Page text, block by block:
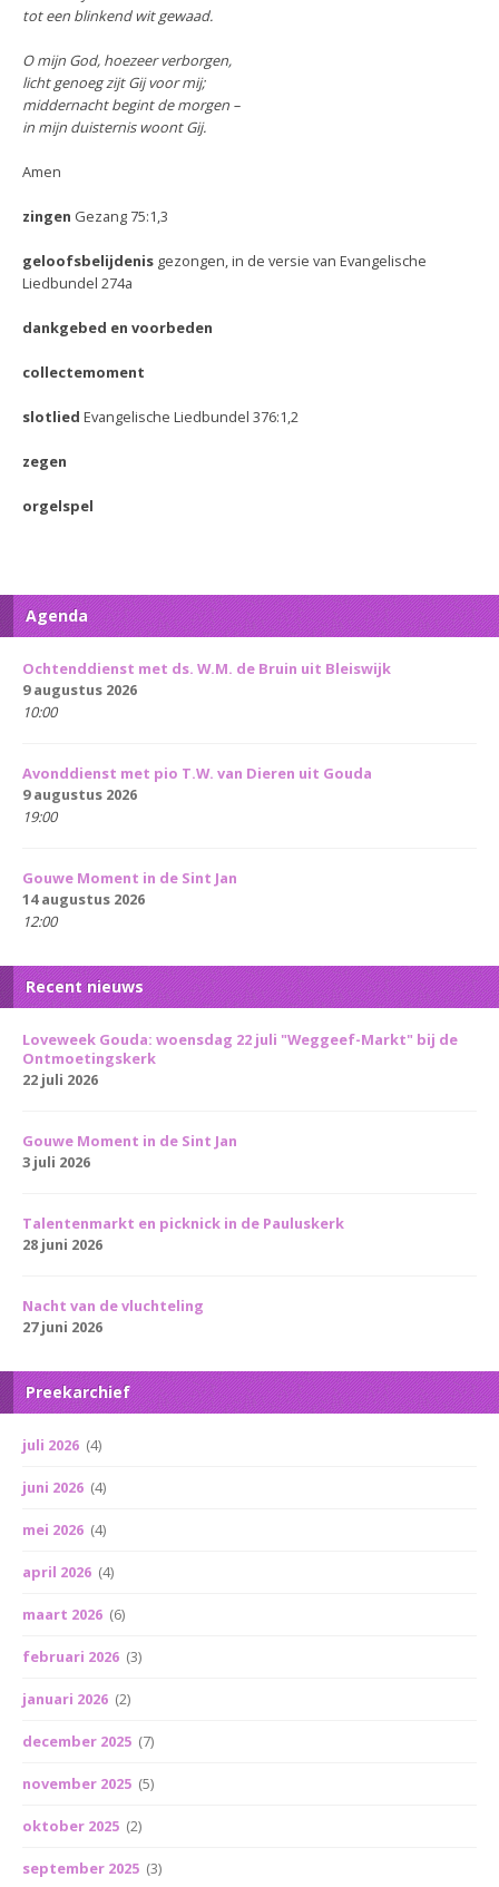
tot een blinkend wit gewaad.
O mijn God, hoezeer verborgen,
licht genoeg zijt Gij voor mij;
middernacht begint de morgen –
in mijn duisternis woont Gij.
Amen
zingen Gezang 75:1,3
geloofsbelijdenis gezongen, in de versie van Evangelische
Liedbundel 274a
dankgebed en voorbeden
collectemoment
slotlied Evangelische Liedbundel 376:1,2
zegen
orgelspel
Agenda
Ochtenddienst met ds. W.M. de Bruin uit Bleiswijk
9 augustus 2026
10:00
Avonddienst met pio T.W. van Dieren uit Gouda
9 augustus 2026
19:00
Gouwe Moment in de Sint Jan
14 augustus 2026
12:00
Recent nieuws
Loveweek Gouda: woensdag 22 juli "Weggeef-Markt" bij de
Ontmoetingskerk
22 juli 2026
Gouwe Moment in de Sint Jan
3 juli 2026
Talentenmarkt en picknick in de Pauluskerk
28 juni 2026
Nacht van de vluchteling
27 juni 2026
Preekarchief
juli 2026 (4)
juni 2026 (4)
mei 2026 (4)
april 2026 (4)
maart 2026 (6)
februari 2026 (3)
januari 2026 (2)
december 2025 (7)
november 2025 (5)
oktober 2025 (2)
september 2025 (3)